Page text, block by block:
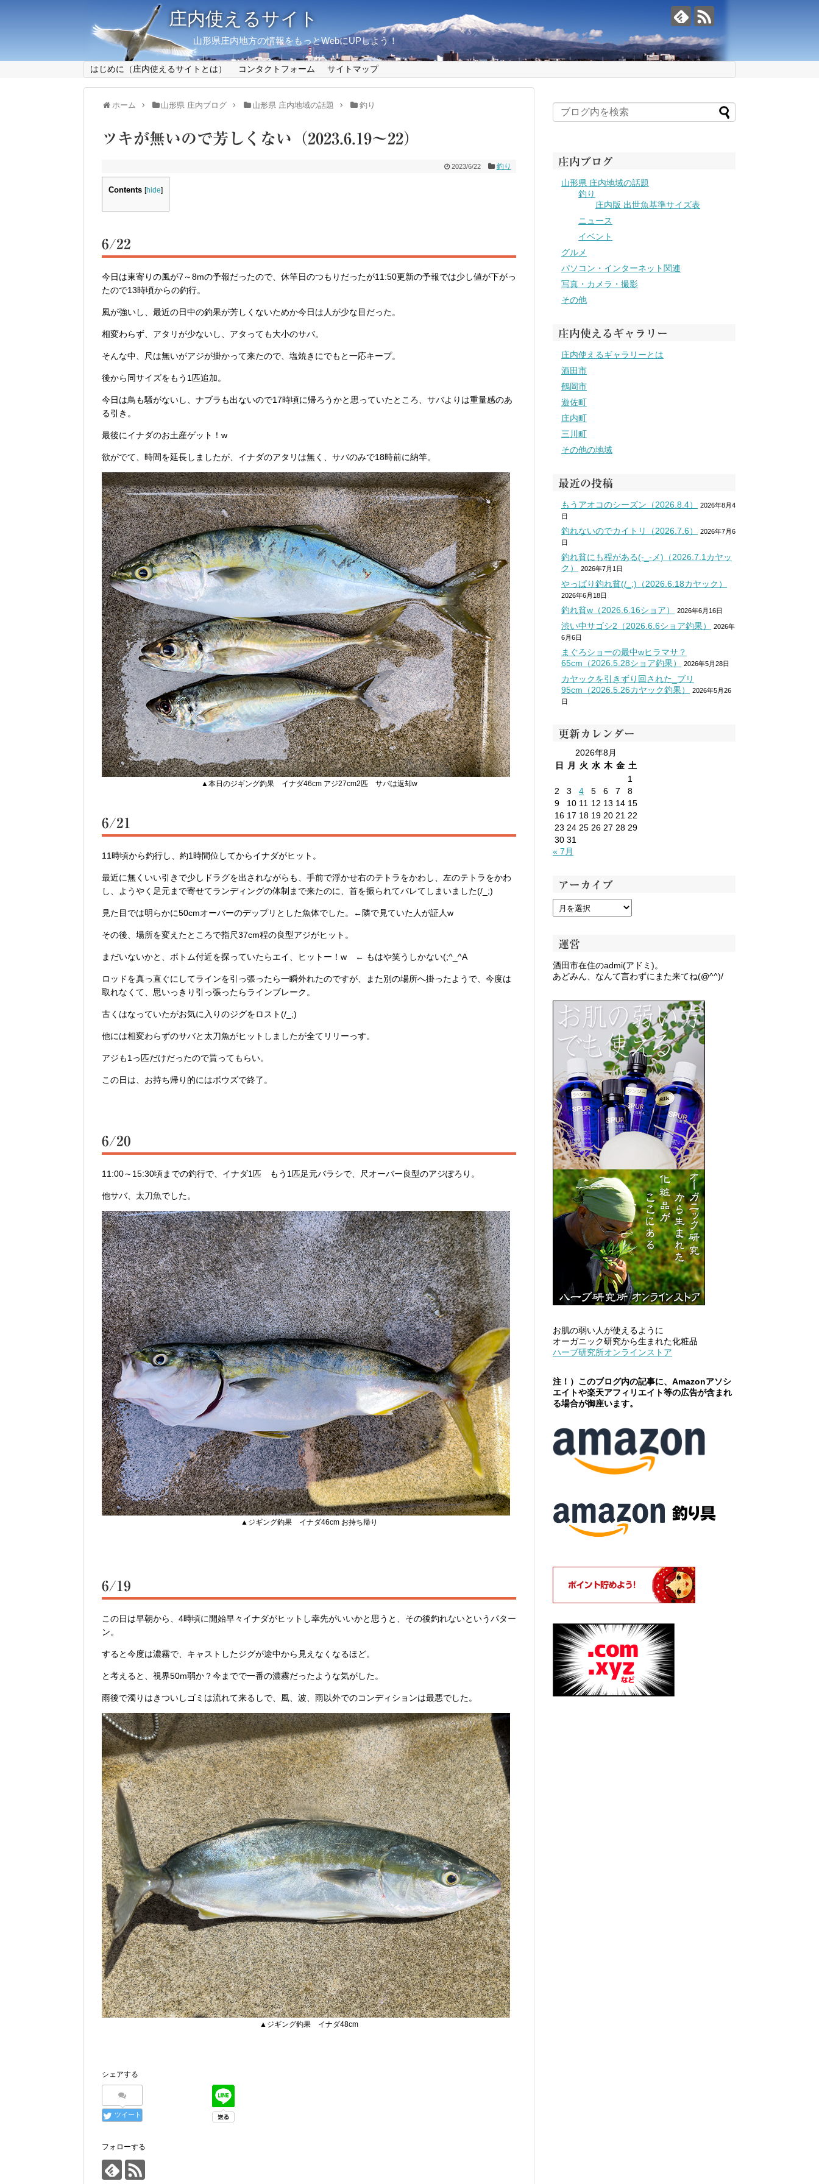
庄内使えるサイト
山形県庄内地方の情報をもっとWebにUPしよう！
はじめに（庄内使えるサイトとは） コンタクトフォーム サイトマップ
ホーム 山形県 庄内ブログ 山形県 庄内地域の話題 釣り
ツキが無いので芳しくない（2023.6.19～22）
2023/6/22 釣り
Contents [hide]
6/22
今日は東寄りの風が7～8mの予報だったので、休竿日のつもりだったが11:50更新の予報では少し値が下がっ
たので13時頃からの釣行。
風が強いし、最近の日中の釣果が芳しくないためか今日は人が少な目だった。
相変わらず、アタリが少ないし、アタっても大小のサバ。
そんな中、尺は無いがアジが掛かって来たので、塩焼きにでもと一応キープ。
後から同サイズをもう1匹追加。
今日は鳥も騒がないし、ナブラも出ないので17時頃に帰ろうかと思っていたところ、サバよりは重量感のあ
る引き。
最後にイナダのお土産ゲット！w
欲がでて、時間を延長しましたが、イナダのアタリは無く、サバのみで18時前に納竿。
▲本日のジギング釣果 イナダ46cm アジ27cm2匹 サバは返却w
6/21
11時頃から釣行し、約1時間位してからイナダがヒット。
最近に無くいい引きで少しドラグを出されながらも、手前で浮かせ右のテトラをかわし、左のテトラをかわ
し、ようやく足元まで寄せてランディングの体制まで来たのに、首を振られてバレてしまいました(/_;)
見た目では明らかに50cmオーバーのデップリとした魚体でした。←隣で見ていた人が証人w
その後、場所を変えたところで指尺37cm程の良型アジがヒット。
まだいないかと、ボトム付近を探っていたらエイ、ヒットー！w ← もはや笑うしかない(;^_^A
ロッドを真っ直ぐにしてラインを引っ張ったら一瞬外れたのですが、また別の場所へ掛ったようで、今度は
取れなくて、思いっきり引っ張ったらラインブレーク。
古くはなっていたがお気に入りのジグをロスト(/_;)
他には相変わらずのサバと太刀魚がヒットしましたが全てリリーっす。
アジも1っ匹だけだったので貰ってもらい。
この日は、お持ち帰り的にはボウズで終了。
6/20
11:00～15:30頃までの釣行で、イナダ1匹 もう1匹足元バラシで、尺オーバー良型のアジぽろり。
他サバ、太刀魚でした。
▲ジギング釣果 イナダ46cm お持ち帰り
6/19
この日は早朝から、4時頃に開始早々イナダがヒットし幸先がいいかと思うと、その後釣れないというパター
ン。
すると今度は濃霧で、キャストしたジグが途中から見えなくなるほど。
と考えると、視界50m弱か？今までで一番の濃霧だったような気がした。
雨後で濁りはきついしゴミは流れて来るしで、風、波、雨以外でのコンディションは最悪でした。
▲ジギング釣果 イナダ48cm
シェアする
ツイート
フォローする
庄内ブログ
山形県 庄内地域の話題
釣り
庄内版 出世魚基準サイズ表
ニュース
イベント
グルメ
パソコン・インターネット関連
写真・カメラ・撮影
その他
庄内使えるギャラリー
庄内使えるギャラリーとは
酒田市
鶴岡市
遊佐町
庄内町
三川町
その他の地域
最近の投稿
もうアオコのシーズン（2026.8.4）
2026年8月4
日
釣れないのでカイトリ（2026.7.6）
2026年7月6
日
釣れ貧にも程がある(-_-メ)（2026.7.1カヤッ
ク）
2026年7月1日
やっぱり釣れ貧(/_;)（2026.6.18カヤック）
2026年6月18日
釣れ貧w（2026.6.16ショア） 2026年6月16日
渋い中サゴシ2（2026.6.6ショア釣果）
2026年
6月6日
まぐろショーの最中wヒラマサ？
65cm（2026.5.28ショア釣果）
2026年5月28日
カヤックを引きずり回された_ブリ
95cm（2026.5.26カヤック釣果）
2026年5月26
日
更新カレンダー
2026年8月
日
月 火 水 木 金 土
1
2
3 4 5 6 7
8
9
10 11 12 13 14 15
16 17 18 19 20 21 22
23 24 25 26 27 28 29
30 31
« 7月
アーカイブ
運営
酒田市在住のadmi(アドミ)。
あどみん、なんて言わずにまた来てね(@^^)/
お肌の弱い人が使えるように
オーガニック研究から生まれた化粧品
ハーブ研究所オンラインストア
注！）このブログ内の記事に、Amazonアソシ
エイトや楽天アフィリエイト等の広告が含まれ
る場合が御座います。